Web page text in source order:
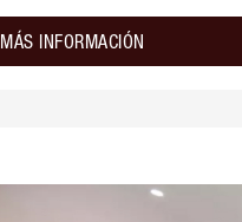
MÁS INFORMACIÓN